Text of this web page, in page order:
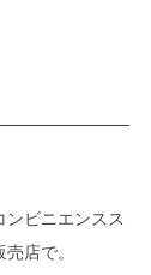
ンビニエンスス
店で。